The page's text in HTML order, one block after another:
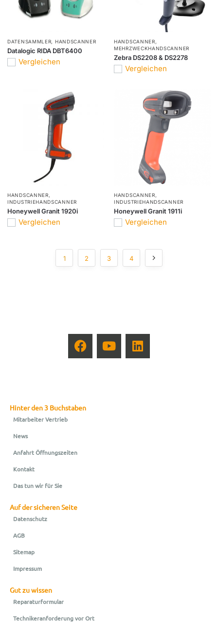
DATENSAMMLER, HANDSCANNER
Datalogic RIDA DBT6400
Vergleichen
HANDSCANNER,
MEHRZWECKHANDSCANNER
Zebra DS2208 & DS2278
Vergleichen
HANDSCANNER,
INDUSTRIEHANDSCANNER
Honeywell Granit 1920i
Vergleichen
HANDSCANNER,
INDUSTRIEHANDSCANNER
Honeywell Granit 1911i
Vergleichen
1 2 3 4
Hinter den 3 Buchstaben
Mitarbeiter Vertrieb
News
Anfahrt Öffnungszeiten
Kontakt
Das tun wir für Sie
Auf der sicheren Seite
Datenschutz
AGB
Sitemap
Impressum
Gut zu wissen
Reparaturformular
Technikeranforderung vor Ort